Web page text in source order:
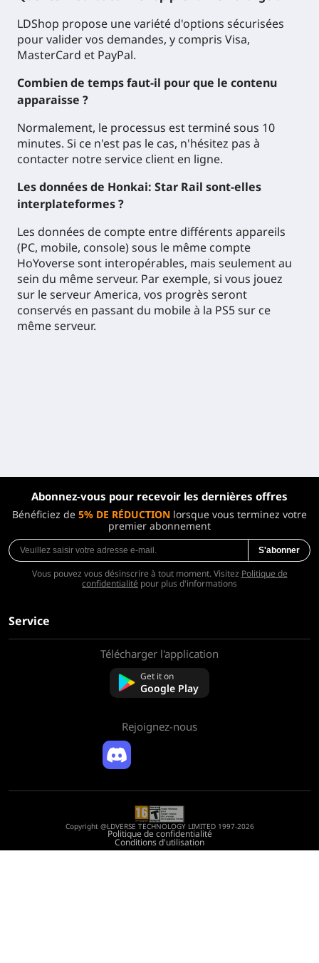
LDShop propose une variété d'options sécurisées
pour valider vos demandes, y compris Visa,
MasterCard et PayPal.
Combien de temps faut-il pour que le contenu
apparaisse ?
Normalement, le processus est terminé sous 10
minutes. Si ce n'est pas le cas, n'hésitez pas à
contacter notre service client en ligne.
Les données de Honkai: Star Rail sont-elles
interplateformes ?
Les données de compte entre différents appareils
(PC, mobile, console) sous le même compte
HoYoverse sont interopérables, mais seulement au
sein du même serveur. Par exemple, si vous jouez
sur le serveur America, vos progrès seront
conservés en passant du mobile à la PS5 sur ce
même serveur.
Abonnez-vous pour recevoir les dernières offres
Bénéficiez de 5% DE RÉDUCTION lorsque vous terminez votre
premier abonnement
S'abonner
Vous pouvez vous désinscrire à tout moment. Visitez Politique de
confidentialité pour plus d'informations
Service
Politique de remboursement
Télécharger l'application
Get it on
Google Play
Rejoignez-nous
Copyright @LDVERSE TECHNOLOGY LIMITED 1997-2026
Politique de confidentialité
Conditions d'utilisation
Registration Number: 75522164